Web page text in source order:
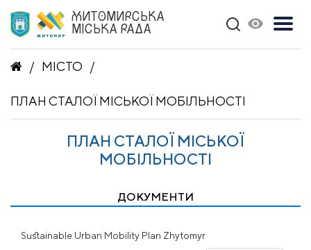
ЖИТОМИРСЬКА
МІСЬКА РАДА
МІСТО
ПЛАН СТАЛОЇ МІСЬКОЇ МОБІЛЬНОСТІ
ПЛАН СТАЛОЇ МІСЬКОЇ
МОБІЛЬНОСТІ
ДОКУМЕНТИ
Sustainable Urban Mobility Plan Zhytomyr